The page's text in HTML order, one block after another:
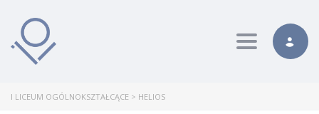
Toggle
I LICEUM OGÓLNOKSZTAŁCĄCE > HELIOS